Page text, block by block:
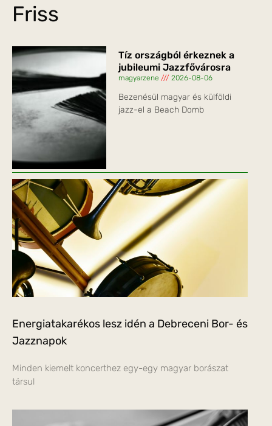
Friss
Tíz országból érkeznek a
jubileumi Jazzfővárosra
magyarzene 2026-08-06
Bezenésül magyar és külföldi
jazz-el a Beach Domb
Energiatakarékos lesz idén a Debreceni Bor- és
Jazznapok
Minden kiemelt koncerthez egy-egy magyar borászat
társul